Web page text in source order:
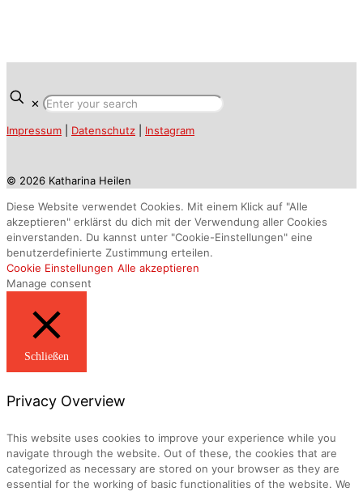
✕
Impressum Datenschutz Instagram
© 2026 Katharina Heilen
Diese Website verwendet Cookies. Mit einem Klick auf "Alle
akzeptieren" erklärst du dich mit der Verwendung aller Cookies
einverstanden. Du kannst unter "Cookie-Einstellungen" eine
benutzerdefinierte Zustimmung erteilen.
Cookie Einstellungen Alle akzeptieren
Manage consent
Schließen
Privacy Overview
This website uses cookies to improve your experience while you
navigate through the website. Out of these, the cookies that are
categorized as necessary are stored on your browser as they are
essential for the working of basic functionalities of the website. We